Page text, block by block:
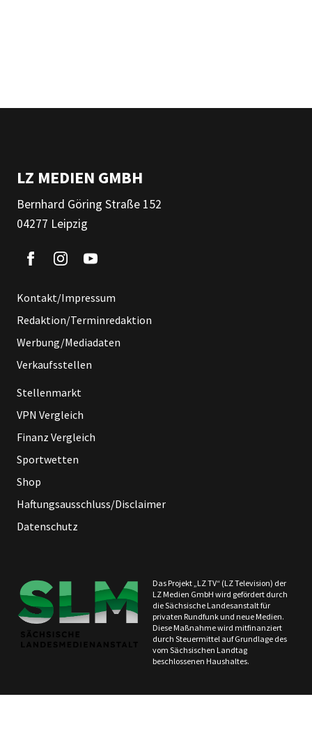
LZ MEDIEN GMBH
Bernhard Göring Straße 152
04277 Leipzig
Kontakt/Impressum
Redaktion/Terminredaktion
Werbung/Mediadaten
Verkaufsstellen
Stellenmarkt
VPN Vergleich
Finanz Vergleich
Sportwetten
Shop
Haftungsausschluss/Disclaimer
Datenschutz
Das Projekt „LZ TV“ (LZ Television) der
LZ Medien GmbH wird gefördert durch
die Sächsische Landesanstalt für
privaten Rundfunk und neue Medien.
Diese Maßnahme wird mitfinanziert
durch Steuermittel auf Grundlage des
vom Sächsischen Landtag
beschlossenen Haushaltes.